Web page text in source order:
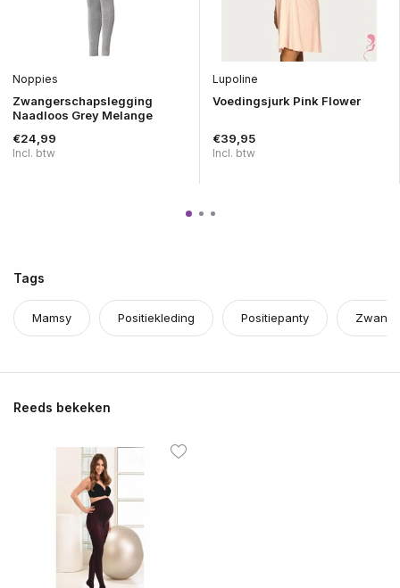
Noppies
Zwangerschapslegging
Naadloos Grey Melange
€24,99
Incl. btw
Lupoline
Voedingsjurk Pink Flower
€39,95
Incl. btw
Tags
Mamsy Positiekleding Positiepanty
Reeds bekeken